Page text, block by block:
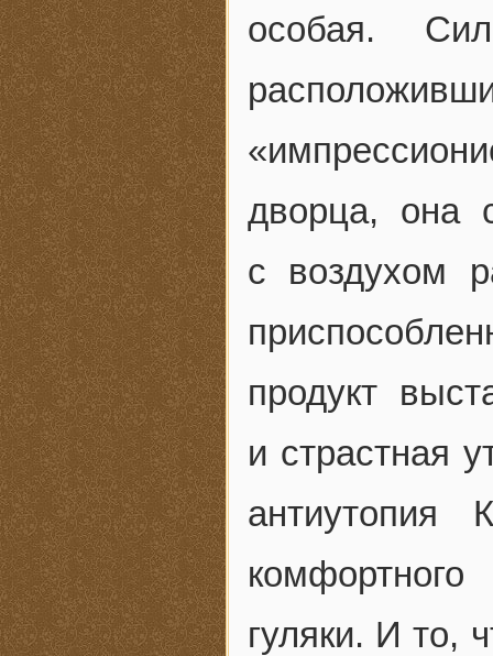
особая.
дворца, она
с воздухом
продукт
и страстная
антиутопия
гуляки. И то,